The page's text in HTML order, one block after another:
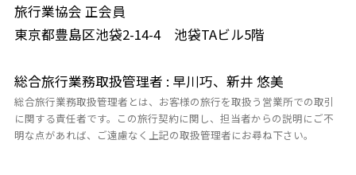
旅行業協会 正会員
東京都豊島区池袋2-14-4 池袋TAビル5階
総合旅行業務取扱管理者 : 早川巧、新井 悠美
総合旅行業務取扱管理者とは、お客様の旅行を取扱う営業所での取引
に関する責任者です。この旅行契約に関し、担当者からの説明にご不
明な点があれば、ご遠慮なく上記の取扱管理者にお尋ね下さい。